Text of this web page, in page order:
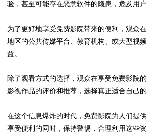
ar
验，甚至可能存在恶意软件的隐患，危及用
为了更好地享受免费影院带来的便利，观众
地区的公共传媒平台、教育机构、或大型视
益。
除了观看方式的选择，观众在享受免费影院
影视作品的评价和推荐，选择真正适合自己
在这个信息爆炸的时代，免费影院为人们提
享受便利的同时，保持警惕，合理利用这些